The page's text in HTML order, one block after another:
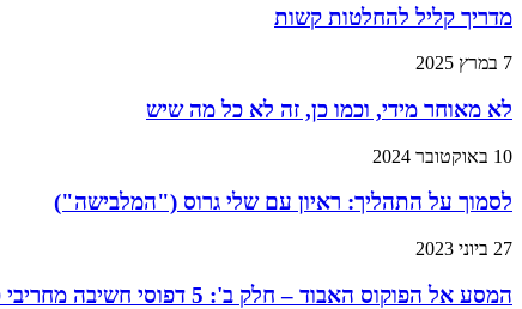
מדריך קליל להחלטות קשות
7 במרץ 2025
לא מאוחר מידי, וכמו כן, זה לא כל מה שיש
10 באוקטובר 2024
לסמוך על התהליך: ראיון עם שלי גרוס ("המלבישה")
27 ביוני 2023
המסע אל הפוקוס האבוד – חלק ב': 5 דפוסי חשיבה מחריבי פוקוס, ואסטרטגיות להתגבר עליהם